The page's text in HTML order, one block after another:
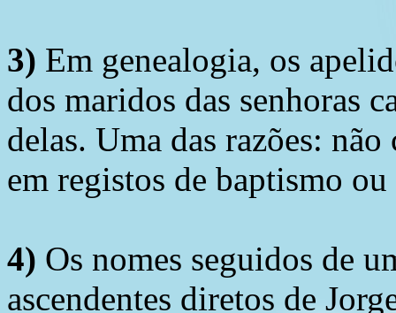
3) Em genealogia, os
dos maridos das senhoras
delas. Uma das razões:
em registos de baptismo
4) Os nomes seguidos de
ascendentes diretos de